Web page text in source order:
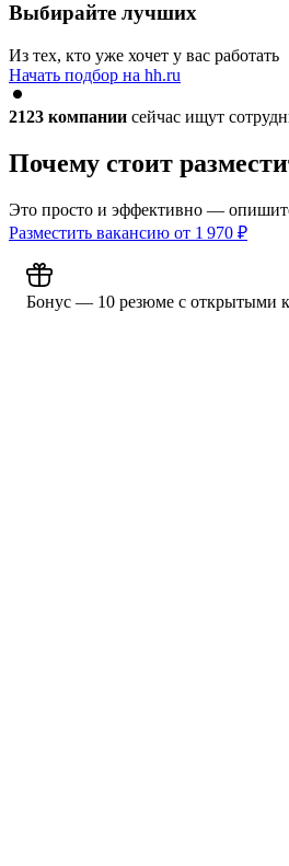
Выбирайте лучших
Из тех, кто уже хочет у вас работать
Начать подбор на hh.ru
2123 компании сейчас ищут
Почему стоит
Это просто и эффективно —
Разместить вакансию от 1 970 ₽
Бонус — 10 резюме с открытыми